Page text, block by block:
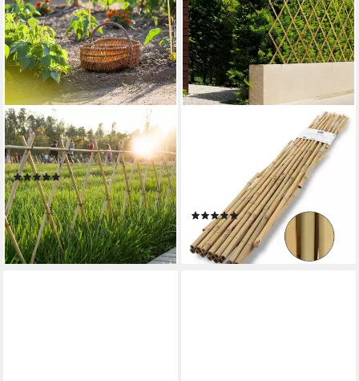
RELAXDAYS
Rankhilfe Bambusstäbe
150cm, natur
(6)
27,99 € UVP59,99 €
-53%
lieferbar - in 2-3 Werktagen bei dir
Rankgitter, Bambus-
Pflanzengitter, 5 Größen,
Bambusgitter, individuell
ausziehbar
(15)
ab 13,99 €
lieferbar - in 3-4 Werktagen bei dir